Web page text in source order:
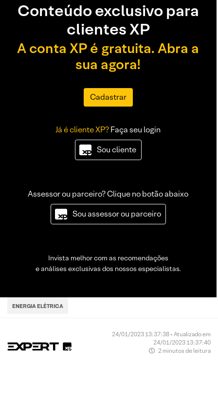
Conteúdo exclusivo para
clientes XP
A conta XP é gratuita. Abra a
sua agora!
Cadastrar
Já é cliente XP?Faça seu login
Sou cliente
Assessor ou parceiro? Clique no botão abaixo
Sou assessor ou parceiro
Invista melhor com as recomendações
e análises exclusivas dos nossos especialistas.
ENERGIA ELÉTRICA
24/01/2023 13:37:38 • Atualizado em
24/01/2023 13:37:40
2 minutos de leitura